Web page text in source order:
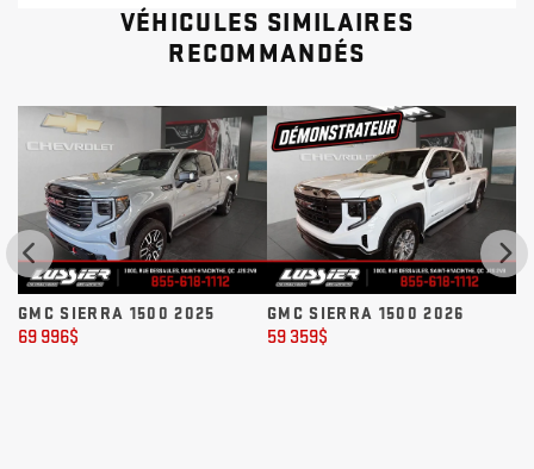
VÉHICULES SIMILAIRES
RECOMMANDÉS
GMC SIERRA 1500 2025
69 996$
GMC SIERRA 1500 2026
59 359$